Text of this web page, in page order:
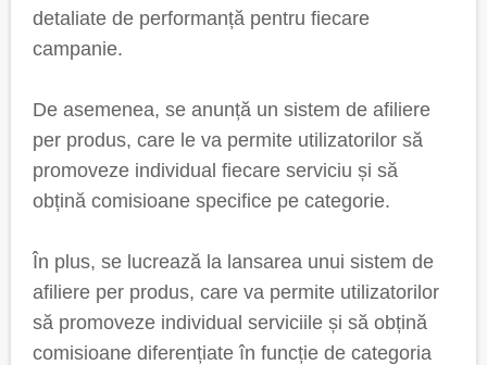
detaliate de performanță pentru fiecare
campanie.
De asemenea, se anunță un sistem de afiliere
per produs, care le va permite utilizatorilor să
promoveze individual fiecare serviciu și să
obțină comisioane specifice pe categorie.
În plus, se lucrează la lansarea unui sistem de
afiliere per produs, care va permite utilizatorilor
să promoveze individual serviciile și să obțină
comisioane diferențiate în funcție de categoria